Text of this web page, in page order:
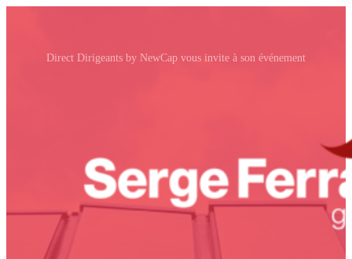
Direct Dirigeants by NewCap vous invite à son événement